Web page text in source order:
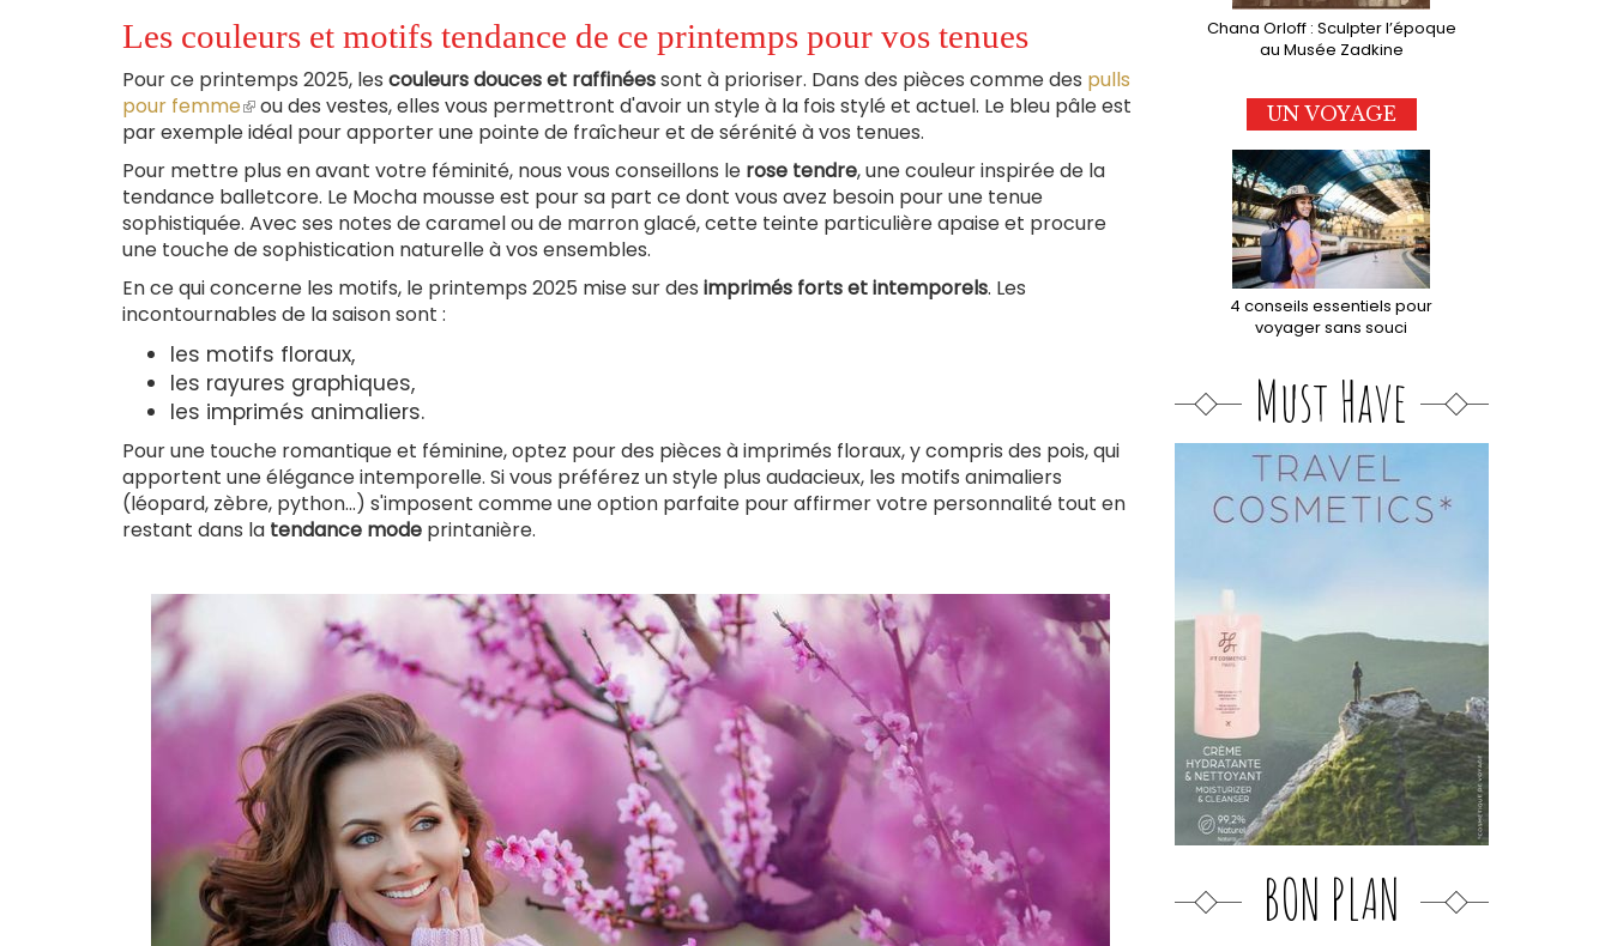
Les couleurs et motifs tendance de ce printemps pour vos tenues
Pour ce printemps 2025, les couleurs douces et raffinéessont à prioriser. Dans des pièces comme des pulls
pour femme(le
lien
est
externe)
ou des vestes, elles vous permettront d'avoir un style à la fois stylé et actuel. Le bleu pâle est
par exemple idéal pour apporter une pointe de fraîcheur et de sérénité à vos tenues.
Pour mettre plus en avant votre féminité, nous vous conseillons le rose tendre, une couleur inspirée de la
tendance balletcore. Le Mocha mousse est pour sa part ce dont vous avez besoin pour une tenue
sophistiquée. Avec ses notes de caramel ou de marron glacé, cette teinte particulière apaise et procure
une touche de sophistication naturelle à vos ensembles.
En ce qui concerne les motifs, le printemps 2025 mise sur des imprimés forts et intemporels. Les
incontournables de la saison sont :
les motifs floraux,
les rayures graphiques,
les imprimés animaliers.
Pour une touche romantique et féminine, optez pour des pièces à imprimés floraux, y compris des pois, qui
apportent une élégance intemporelle. Si vous préférez un style plus audacieux, les motifs animaliers
(léopard, zèbre, python…) s'imposent comme une option parfaite pour affirmer votre personnalité tout en
restant dans la tendance mode printanière.
Chana Orloff : Sculpter l’époque
au Musée Zadkine
UN VOYAGE
4 conseils essentiels pour
voyager sans souci
Must Have
BON PLAN